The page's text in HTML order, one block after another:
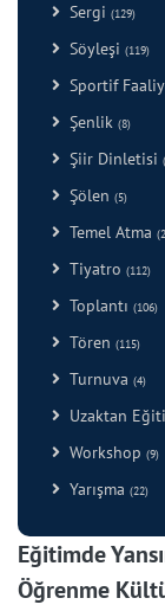
Sergi (129)
Söyleşi (119)
Sportif
Şenlik (8)
Şiir Dinletisi
Şölen (5)
Temel Atma
Tiyatro (112)
Toplantı (106)
Tören (115)
Turnuva (4)
Uzaktan
Workshop (9)
Yarışma (22)
Eğitimde
Öğrenme